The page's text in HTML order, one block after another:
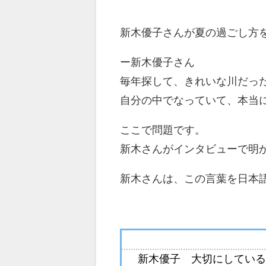
新木優子さんが夏の過ごし方
ー新木優子さん
毎年探して、きれいな川だっ
自分の中でなっていて、本当
ここで問題です。
新木さんがインタビューで明
新木さんは、この言葉を日本
新木優子 大切にしてい